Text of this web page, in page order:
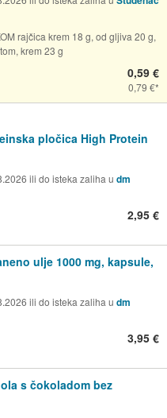
rajčica krem 18 g, od gljiva 20 g,
krem 23 g
0,59 €
0,79 €
pločica High Protein
ili do isteka zaliha u dm
2,95 €
ulje 1000 mg, kapsule,
ili do isteka zaliha u dm
3,95 €
s čokoladom bez